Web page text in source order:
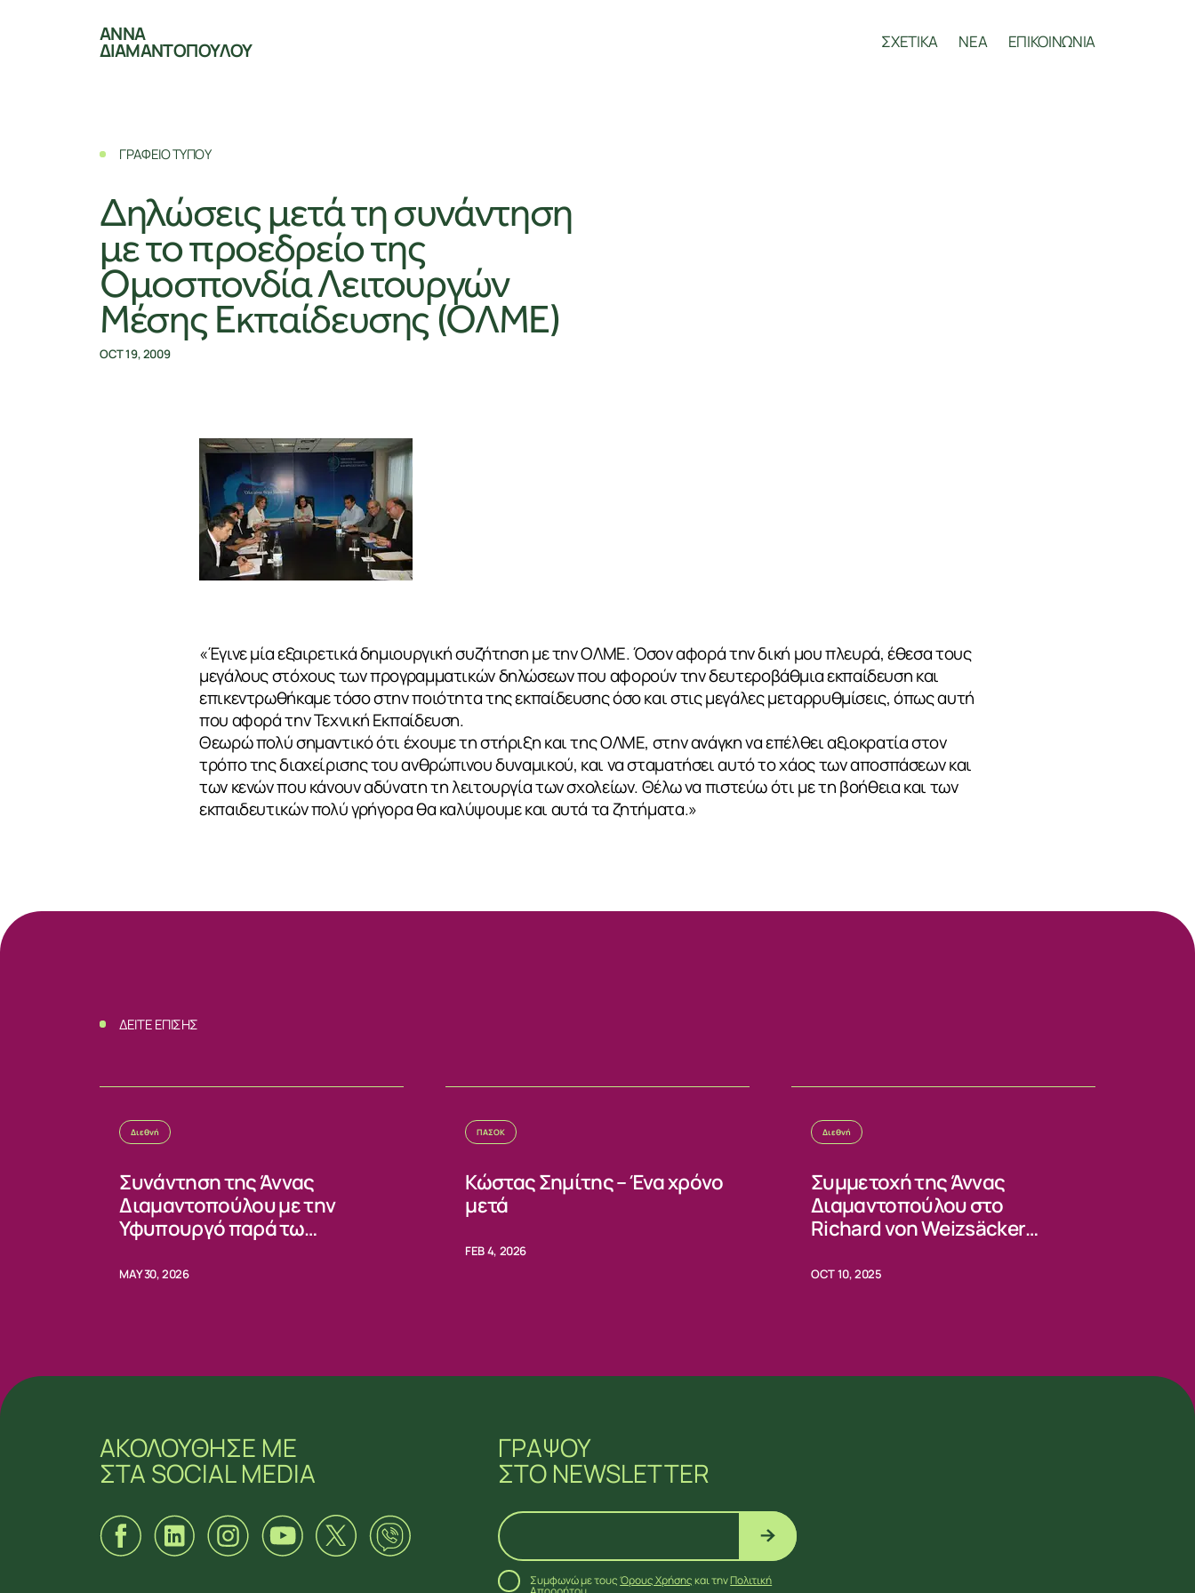
ΣΧΕΤΙΚΑ
ΑΝΝΑ
ΔΙΑΜΑΝΤΟΠΟΥΛΟΥ ΣΧΕΤΙΚΑ ΝΕΑ ΕΠΙΚΟΙΝΩΝΙΑ
ΓΡΑΦΕΙΟ ΤΥΠΟΥ
Δηλώσεις μετά τη συνάντηση
με το προεδρείο της
Ομοσπονδία Λειτουργών
Μέσης Εκπαίδευσης (ΟΛΜΕ)
OCT 19, 2009
«Έγινε μία εξαιρετικά δημιουργική συζήτηση με την ΟΛΜΕ. Όσον αφορά την δική μου πλευρά, έθεσα τους
μεγάλους στόχους των προγραμματικών δηλώσεων που αφορούν την δευτεροβάθμια εκπαίδευση και
επικεντρωθήκαμε τόσο στην ποιότητα της εκπαίδευσης όσο και στις μεγάλες μεταρρυθμίσεις, όπως αυτή
που αφορά την Τεχνική Εκπαίδευση.
Θεωρώ πολύ σημαντικό ότι έχουμε τη στήριξη και της ΟΛΜΕ, στην ανάγκη να επέλθει αξιοκρατία στον
τρόπο της διαχείρισης του ανθρώπινου δυναμικού, και να σταματήσει αυτό το χάος των αποσπάσεων και
των κενών που κάνουν αδύνατη τη λειτουργία των σχολείων. Θέλω να πιστεύω ότι με τη βοήθεια και των
εκπαιδευτικών πολύ γρήγορα θα καλύψουμε και αυτά τα ζητήματα.»
ΔΕΙΤΕ ΕΠΙΣΗΣ
Διεθνή
Συνάντηση της Άννας
Διαμαντοπούλου με την
Υφυπουργό παρά τω
MAY 30, 2026
ΠΑΣΟΚ
Κώστας Σημίτης – Ένα χρόνο
μετά
FEB 4, 2026
Διεθνή
Συμμετοχή της Άννας
Διαμαντοπούλου στο
Richard von Weizsäcker
OCT 10, 2025
ΑΚΟΛΟΥΘΗΣΕ ΜΕ
ΣΤΑ SOCIAL MEDIA
ΓΡΑΨΟΥ
ΣΤΟ NEWSLETTER
Συμφωνώ με τουςΌρους Χρήσηςκαι τηνΠολιτική